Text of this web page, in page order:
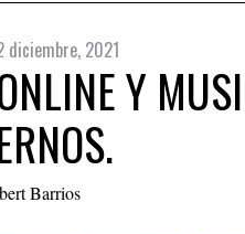
diciembre, 2021
Y
Barrios